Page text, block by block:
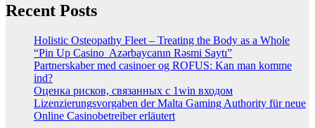
Recent Posts
Holistic Osteopathy Fleet – Treating the Body as a Whole
“Pin Up Casino ️ Azərbaycanın Rəsmi Saytı”
Partnerskaber med casinoer og ROFUS: Kan man komme
ind?
Оценка рисков, связанных с 1win входом
Lizenzierungsvorgaben der Malta Gaming Authority für neue
Online Casinobetreiber erläutert